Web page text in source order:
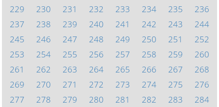
229
230 231 232 233 234 235
236
237
238 239 240 241 242 243
244
245
246 247 248 249 250 251
252
253
254 255 256 257 258 259
260
261
262 263 264 265 266 267
268
269
270 271 272 273 274 275
276
277
278 279 280 281 282 283
284